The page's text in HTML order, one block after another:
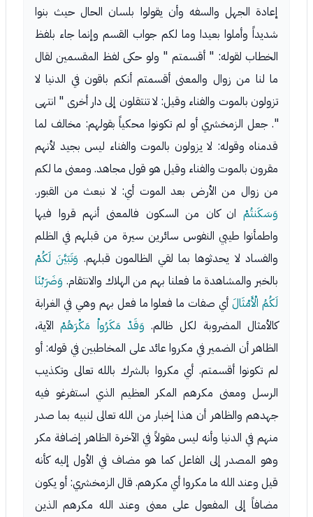
إعادة الجهل والسفه وأن يقولوا بلسان الحال حيث بنوا
شديداً وأملوا بعيدا وما لكم جواب القسم وإنما جاء بلفظ
الخطاب لقوله: " أقسمتم " ولو حكى لفظ المقسمين لقال
ما لنا من زوال والمعنى أقسمتم أنكم باقون في الدنيا لا
تزولون بالموت والفناء وقيل: لا تنتقلون إلى دار أخرى " انتهى
". جعل الزمخشري أو لم تكونوا محكياً بقولهم: مخالف لما
قدمناه وقوله: لا يزولون بالموت والفناء ليس بجيد لأنهم
مقرون بالموت والفناء وقيل هو قول مجاهد. ومعنى ما لكم
من زوال من الأرض بعد الموت أي: لا نبعث من القبور.
وَسَكَنتُمْ ان كان من السكون فالمعنى أنهم قروا فيها
واطمأنوا طيبي النفوس سائرين سيرة من قبلهم في الظلم
والفساد لا يحدثوها بما لقي الظالمون قبلهم. وَتَبَيَّنَ لَكُمْ
بالخبر والمشاهدة ما فعلنا بهم من الهلاك والانتقام. وَضَرَبْنَا
لَكُمُ الْأَمْثَالَ أي صفات ما فعلوا ما فعل بهم وهي في الغرابة
كالأمثال المضروبة لكل ظالم.وَقَدْ مَكَرُواْ مَكْرَهُمْ الآية،
الظاهر أن الضمير في مكروا عائد على المخاطبين في قوله: أو
لم تكونوا أقسمتم. أي مكروا بالشرك بالله تعالى وتكذيب
الرسل ومعنى مكرهم المكر العظيم الذي استفرغو فيه
جهدهم والظاهر أن هذا إخبار من الله تعالى لنبيه بما صدر
منهم في الدنيا وأنه ليس مقولاً في الآخرة الظاهر إضافة مكر
وهو المصدر إلى الفاعل كما هو مضاف في الأول إليه كأنه
قيل وعند الله ما مكروا أي مكرهم. قال الزمخشري: أو يكون
مضافاً إلى المفعول على معنى وعند الله مكرهم الذين